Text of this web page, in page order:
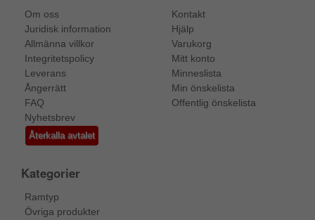
Om oss
Juridisk information
Allmänna villkor
Integritetspolicy
Leverans
Ångerrätt
FAQ
Nyhetsbrev
Återkalla avtalet
Kontakt
Hjälp
Varukorg
Mitt konto
Minneslista
Min önskelista
Offentlig önskelista
Kategorier
Ramtyp
Övriga produkter